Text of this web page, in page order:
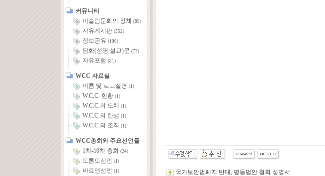
커뮤니티
이슬람문화의 정체
(89)
자유게시판 (352)
정보공유 (100)
담화(성명,설교)문 (77)
자유포럼 (81)
WCC 자료실
이름 및 로고설명 (1)
W.C.C. 현황 (1)
W.C.C.의 모체 (1)
W.C.C.의 탄생 (1)
W.C.C.의 조직 (1)
WCC총회와 주요선언들
1차-10차 총회 (24)
토론토선언 (1)
바르멘선언 (1)
국가보안법페지 반대, 평등법안 철회 성명서